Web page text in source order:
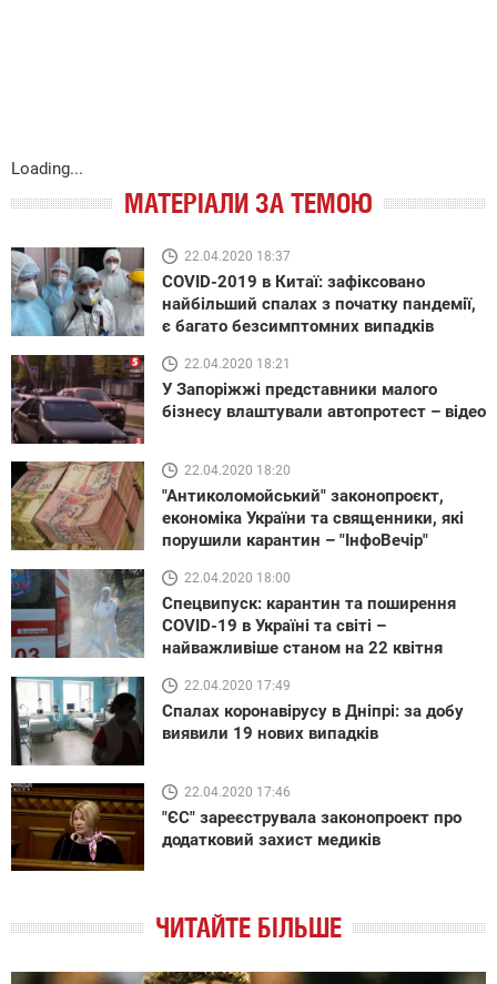
Loading...
МАТЕРІАЛИ ЗА ТЕМОЮ
22.04.2020 18:37
COVID-2019 в Китаї: зафіксовано
найбільший спалах з початку пандемії,
є багато безсимптомних випадків
22.04.2020 18:21
У Запоріжжі представники малого
бізнесу влаштували автопротест – відео
22.04.2020 18:20
"Антиколомойський" законопроєкт,
економіка України та священники, які
порушили карантин – "ІнфоВечір"
22.04.2020 18:00
Спецвипуск: карантин та поширення
COVID-19 в Україні та світі –
найважливіше станом на 22 квітня
22.04.2020 17:49
Спалах коронавірусу в Дніпрі: за добу
виявили 19 нових випадків
22.04.2020 17:46
"ЄС" зареєструвала законопроект про
додатковий захист медиків
ЧИТАЙТЕ БІЛЬШЕ